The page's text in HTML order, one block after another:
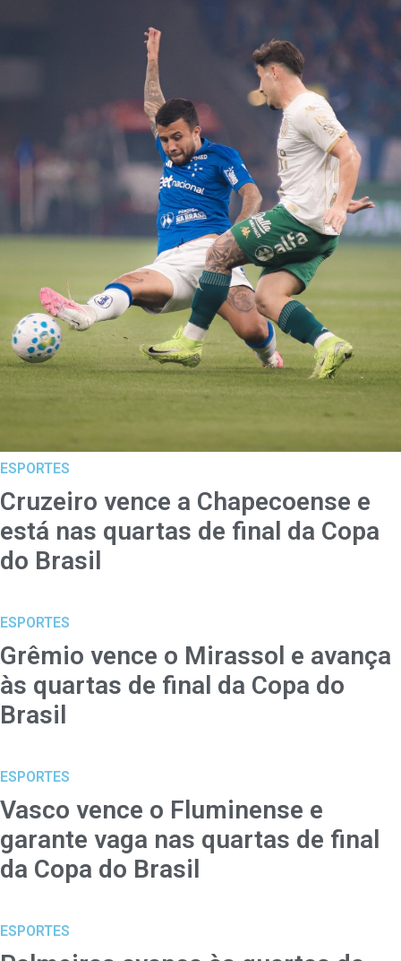
ESPORTES
Cruzeiro vence a Chapecoense e
está nas quartas de final da Copa
do Brasil
ESPORTES
Grêmio vence o Mirassol e avança
às quartas de final da Copa do
Brasil
ESPORTES
Vasco vence o Fluminense e
garante vaga nas quartas de final
da Copa do Brasil
ESPORTES